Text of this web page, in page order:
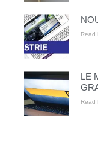
Read
LE
Read